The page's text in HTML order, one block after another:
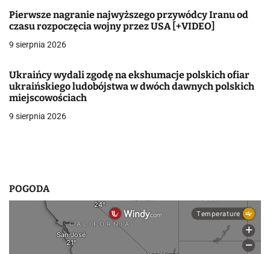
w
p
s
u
Pierwsze nagranie najwyższego przywódcy Iranu od
czasu rozpoczęcia wojny przez USA [+VIDEO]
9 sierpnia 2026
Ukraińcy wydali zgodę na ekshumacje polskich ofiar
ukraińskiego ludobójstwa w dwóch dawnych polskich
miejscowościach
9 sierpnia 2026
POGODA